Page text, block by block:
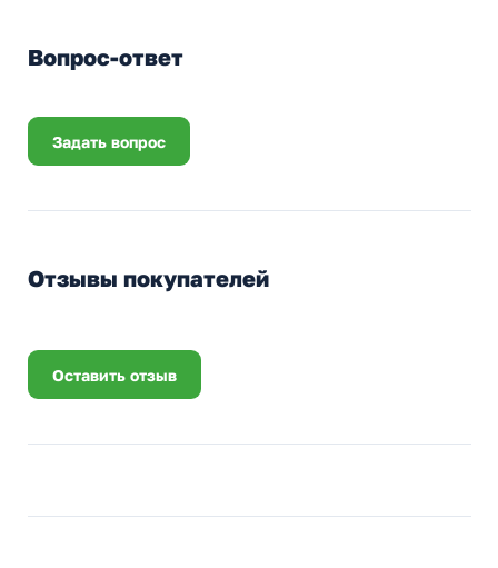
Вопрос-ответ
Задать вопрос
Отзывы покупателей
Оставить отзыв